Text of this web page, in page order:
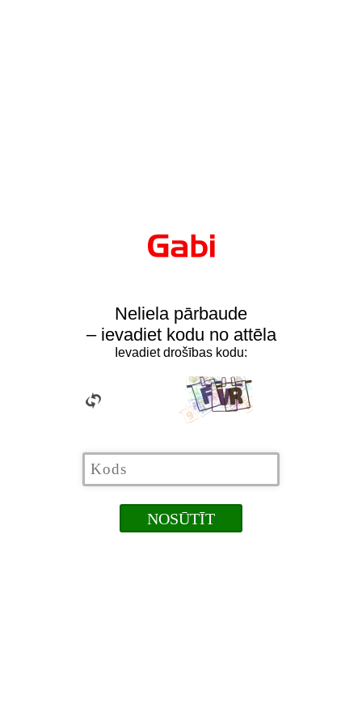
Neliela pārbaude
– ievadiet kodu no attēla
Ievadiet drošības kodu: